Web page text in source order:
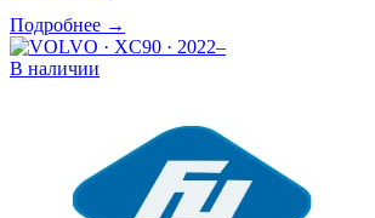
Подробнее →
В наличии